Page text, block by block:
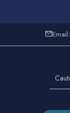
Email: